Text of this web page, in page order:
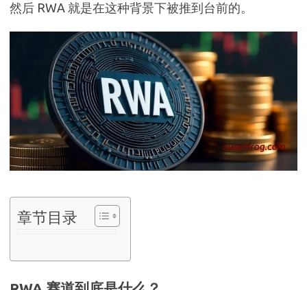
然后 RWA 就是在这种背景下被推到台前的。
章节目录